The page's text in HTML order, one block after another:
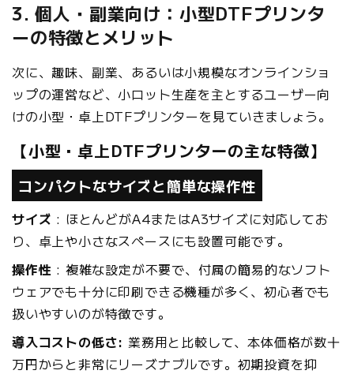
3. 個人・副業向け：小型DTFプリンタ
ーの特徴とメリット
次に、趣味、副業、あるいは小規模なオンラインショ
ップの運営など、小ロット生産を主とするユーザー向
けの小型・卓上DTFプリンターを見ていきましょう。
【小型・卓上DTFプリンターの主な特徴】
コンパクトなサイズと簡単な操作性
サイズ : ほとんどがA4またはA3サイズに対応してお
り、卓上や小さなスペースにも設置可能です。
操作性 : 複雑な設定が不要で、付属の簡易的なソフト
ウェアでも十分に印刷できる機種が多く、初心者でも
扱いやすいのが特徴です。
導入コストの低さ: 業務用と比較して、本体価格が数十
万円からと非常にリーズナブルです。初期投資を抑